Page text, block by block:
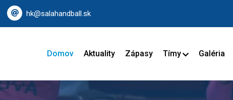
hk@salahandball.sk
Domov Aktuality Zápasy Tímy Galéria